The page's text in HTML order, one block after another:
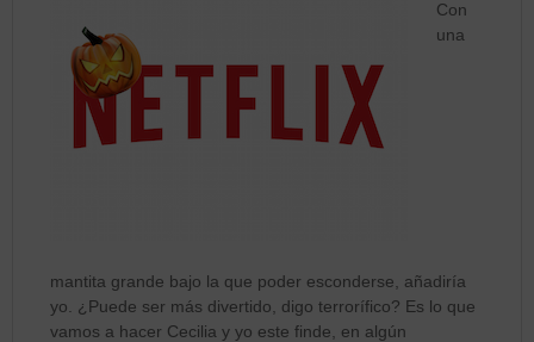
Con
una
mantita grande bajo la que poder esconderse, añadiría
yo. ¿Puede ser más divertido, digo terrorífico? Es lo que
vamos a hacer Cecilia y yo este finde, en algún